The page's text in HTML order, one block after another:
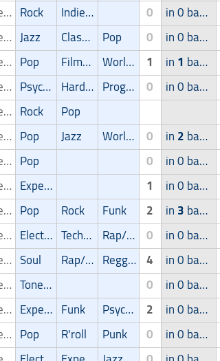
Zanger/Zangeres Rock Indie/Alternative 0 in 0 band
Zanger/Zangeres Jazz Classic Pop 0 in 0 band
Zanger/Zangeres Pop Filmmuziek World music 1 in1 band
Zanger/Zangeres Psychedelic Hardcore Progressive 0 in 0 band
Zanger/Zangeres Rock Pop
Zanger/Zangeres Pop Jazz World music 0 in2bands
Zanger/Zangeres Pop 0 in 0 band
Zanger/Zangeres Experimental 1 in 0 band
Zanger/Zangeres Pop Rock Funk 2 in3bands
Zanger/Zangeres Electronic Techno Rap/Hip-Hop/RnB 0 in 0 band
Zanger/Zangeres Soul Rap/Hip-Hop/RnB Reggae 4 in 0 band
Zanger/Zangeres Toneelmuziek/Musical 0 in 0 band
Zanger/Zangeres Experimental Funk Psychedelic 2 in 0 band
Zanger/Zangeres Pop R'roll Punk 0 in 0 band